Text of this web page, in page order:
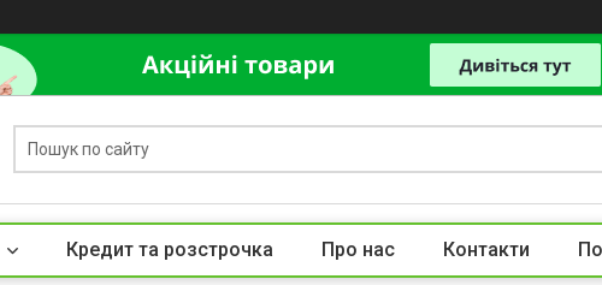
Кредит та розстрочка Про нас Контакти